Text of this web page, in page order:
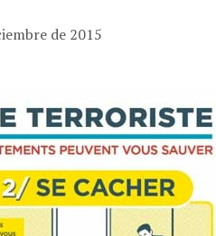
de 2015